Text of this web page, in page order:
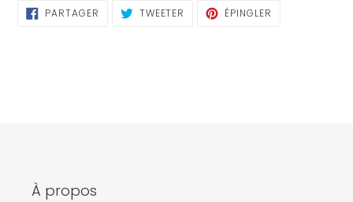
PARTAGER PARTAGERTWEETER TWEETERÉPINGLER
À propos